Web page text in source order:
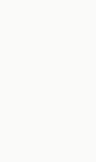
–
абьюза. Они
эту сеть,
И вот вы уже
и шага. Это
в принципе, у